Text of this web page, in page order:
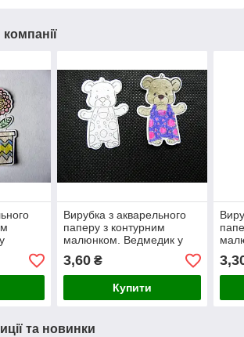
Вирубка з акварельного
паперу з контурним
малюнком. Ведмедик у
комбінезоні, 33х46 мм
3,60₴
Купити
та новинки